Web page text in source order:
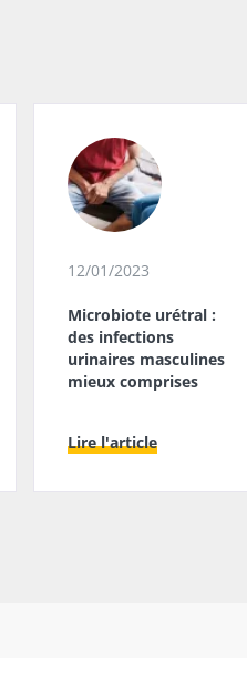
12/01/2023
Microbiote urétral :
des infections
urinaires masculines
mieux comprises
Lire l'article